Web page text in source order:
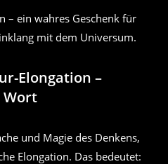
– ein wahres Geschenk für
mit dem Universum.
Elongation –
Wort
und Magie des Denkens,
Elongation. Das bedeutet: